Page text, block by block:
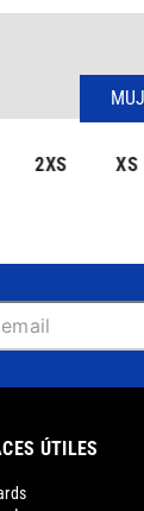
2XS XS
ÚTILES